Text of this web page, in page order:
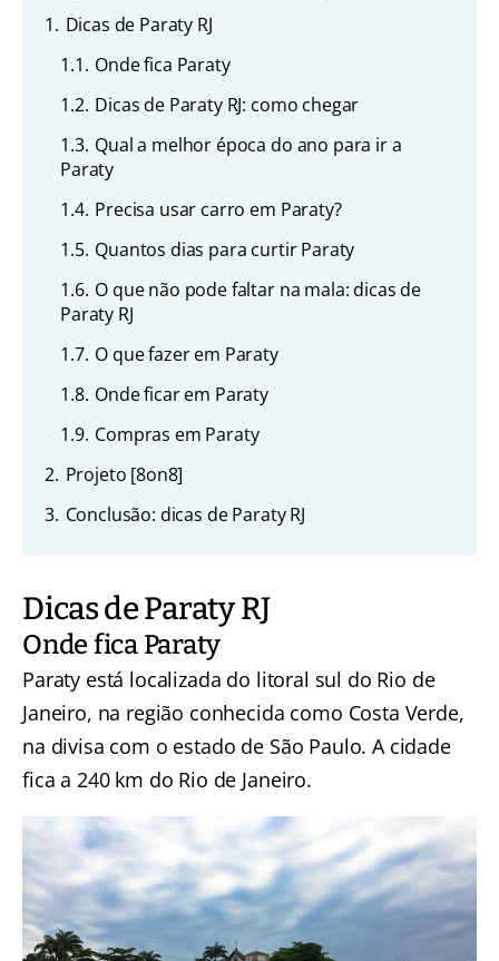
1. Dicas de Paraty RJ
1.1. Onde fica Paraty
1.2. Dicas de Paraty RJ: como chegar
1.3. Qual a melhor época do ano para ir a
Paraty
1.4. Precisa usar carro em Paraty?
1.5. Quantos dias para curtir Paraty
1.6. O que não pode faltar na mala: dicas de
Paraty RJ
1.7. O que fazer em Paraty
1.8. Onde ficar em Paraty
1.9. Compras em Paraty
2. Projeto [8on8]
3. Conclusão: dicas de Paraty RJ
Dicas de Paraty RJ
Onde fica Paraty
Paraty está localizada do litoral sul do Rio de
Janeiro, na região conhecida como Costa Verde,
na divisa com o estado de São Paulo. A cidade
fica a 240 km do Rio de Janeiro.